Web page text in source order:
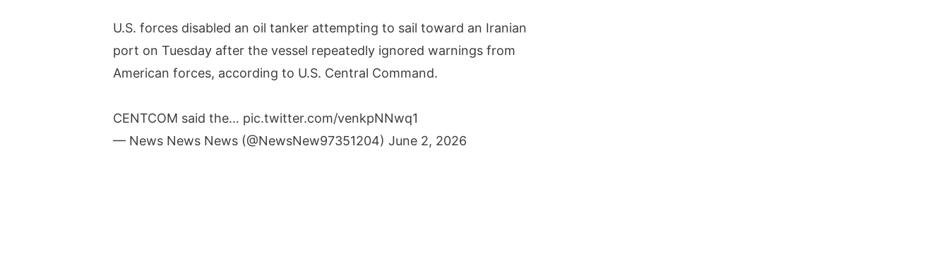
U.S. forces disabled an oil tanker attempting to sail toward an Iranian
port on Tuesday after the vessel repeatedly ignored warnings from
American forces, according to U.S. Central Command.
CENTCOM said the… pic.twitter.com/venkpNNwq1
— News News News (@NewsNew97351204) June 2, 2026